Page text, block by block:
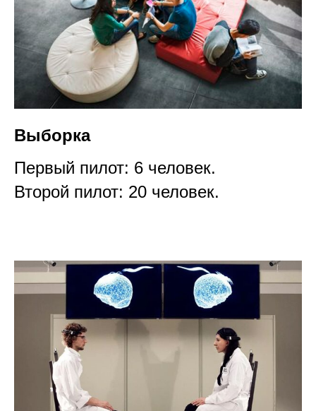
Выборка
Первый пилот: 6 человек.
Второй пилот: 20 человек.